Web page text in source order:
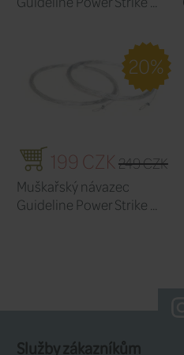
Vyrobeno v
Hydrofobní
Odborně
přizpůsobit
kontrolovanou